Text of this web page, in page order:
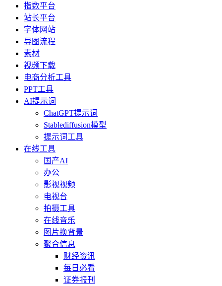
指数平台
站长平台
字体网站
导图流程
素材
视频下载
电商分析工具
PPT工具
AI提示词
ChatGPT提示词
Stablediffusion模型
提示词工具
在线工具
国产AI
办公
影视视频
电视台
拍摄工具
在线音乐
图片换背景
聚合信息
财经资讯
每日必看
证券报刊